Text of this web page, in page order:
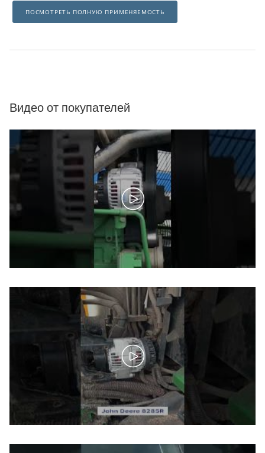
ПОСМОТРЕТЬ ПОЛНУЮ ПРИМЕНЯЕМОСТЬ
Видео от покупателей